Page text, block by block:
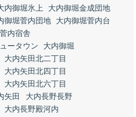
内御堀氷上
大内御堀金成団地
御堀菅内団地
大内御堀菅内台
内宿舎
ータウン
大内御堀
大内矢田北二丁目
大内矢田北四丁目
大内矢田北六丁目
矢田
大内長野長野
大内長野殿河内